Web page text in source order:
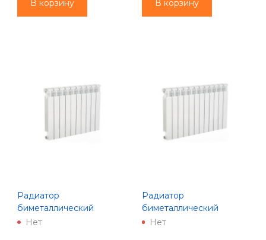
В корзину В корзину
Радиатор
биметаллический
PREMIUM BM500-80-10
Нет
Радиатор
биметаллический
PREMIUM BM500-80-12
Нет